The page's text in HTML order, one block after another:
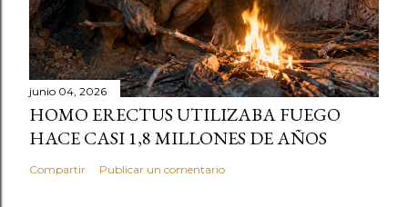
junio 04, 2026
HOMO ERECTUS UTILIZABA FUEGO
HACE CASI 1,8 MILLONES DE AÑOS
Compartir Publicar un comentario